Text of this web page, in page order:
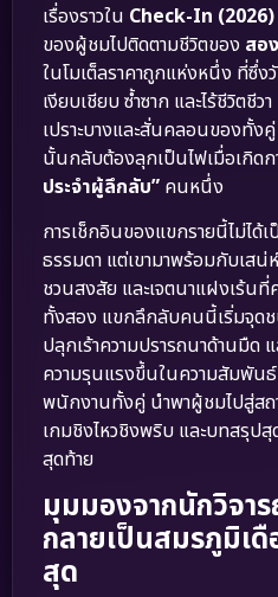
เรื่องราวใน Check-In
ของผู้ชมไปติดตามชีวิตของ สอ
ในโมเต็ลราคาถูกแห่งหนึ่ง ที่ซึ่ง
เงียบเชียบ ซ้ำซาก และไร้ชีวิตชี
เปราะบางและสั่นคลอนของทั้ง
นั้นกลับต้องลุกเป็นไฟเมื่อเกิดก
ประจำผู้ลึกลับ” คนหนึ่ง
การเช็กอินของแขกรายนี้ไม่ได้
ธรรมดา แต่เขามาพร้อมกับเส
ชวนสงสัย และเจตนาแฝงเร้น
ทั้งสอง แขกลึกลับคนนี้เริ่มจุด
ปลุกเร้าความปรารถนาด้านมืด
ความรุนแรงขึ้นในความสัมพัน
พนักงานทั้งคู่ นำพาผู้ชมไปสู่ส
เกมชิงไหวชิงพริบ และบทสรุป
สุดท้าย
มุมมองจากนักวิจา
กลายเป็นสมรภูมิเ
สุด